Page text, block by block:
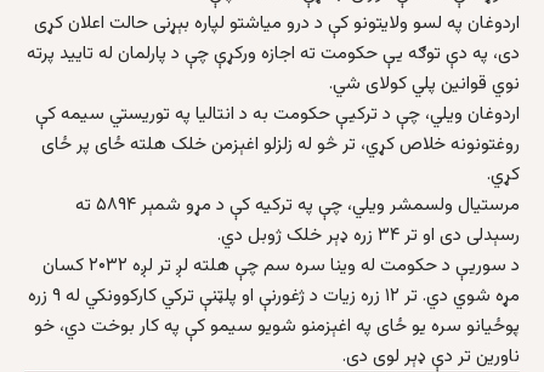
اردوغان په لسو ولايتونو کې د درو مياشتو لپاره بېړنی حالت اعلان کړی
دی، په دې توګه يې حکومت ته اجازه ورکړې چې د پارلمان له تاييد پرته
نوي قوانين پلي کولای شي.
اردوغان ويلي، چې د ترکيې حکومت به د انتاليا په توريستي سيمه کې
روغتونونه خلاص کړي، تر څو له زلزلو اغېزمن خلک هلته ځای پر ځای
کړي.
مرستيال ولسمشر ويلي، چې په ترکيه کې د مړو شمېر ۵۸۹۴ ته
رسېدلی دی او تر ۳۴ زره ډېر خلک ژوبل دي.
د سوريې د حکومت له وينا سره سم چې هلته لږ تر لږه ۲۰۳۲ کسان
مړه شوي دي. تر ۱۲ زره زيات د ژغورنې او پلټنې ترکي کارکوونکي له ۹ زره
پوځيانو سره يو ځای په اغېزمنو شويو سيمو کې په کار بوخت دي، خو
ناورين تر دې ډېر لوی دی.